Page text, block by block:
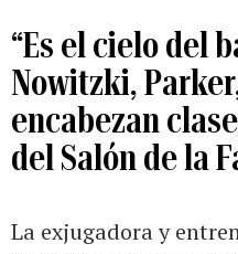
“Es el cielo del
Nowitzki,
encabezan
del Salón de la
La exjugadora y